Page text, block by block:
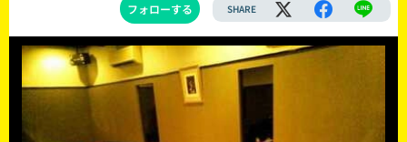
フォローする SHARE